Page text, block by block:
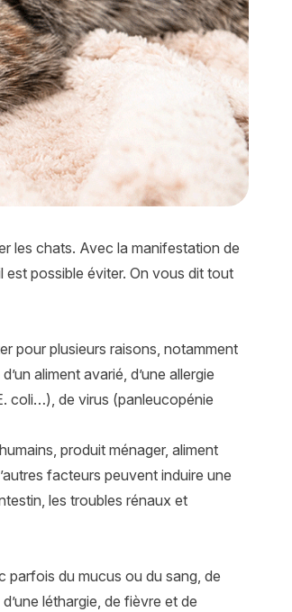
les chats. Avec la manifestation de
possible éviter. On vous dit tout
pour plusieurs raisons, notamment
aliment avarié, d’une allergie
coli…), de virus (panleucopénie
produit ménager, aliment
facteurs peuvent induire une
les troubles rénaux et
parfois du mucus ou du sang, de
léthargie, de fièvre et de